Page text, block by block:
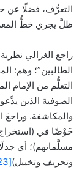
التعرُّف، فضلًا عن
ظلَّ يجري خطُّ
راجع الغزالي
الطالبين”؛ وهم:
التعلُّم من الإمام
الصوفية الذين
والمكاشفة. وراجعَ
خَوْضًا في
مسلَّماتهم)؛ أي
وتحريف وتخييل)[23]